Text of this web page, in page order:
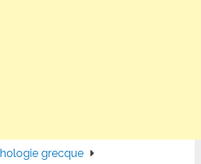
grecque